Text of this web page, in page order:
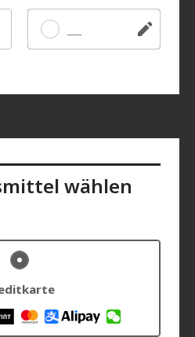
Sonstige
wählen